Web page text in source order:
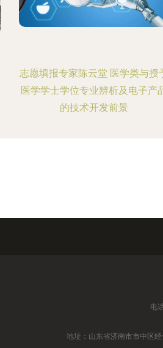
志愿填报专家陈云堂 医学类与授
医学学士学位专业辨析及电子产
的技术开发前景
电
地址：山东省济南市市中区